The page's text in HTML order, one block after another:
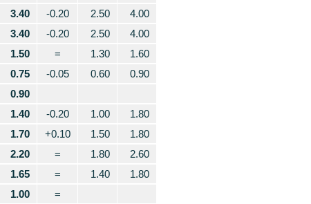
3.40 -0.20 2.50
4.00
3.40 -0.20 2.50
4.00
1.50 = 1.30
1.60
0.75 -0.05 0.60
0.90
0.90
1.40 -0.20 1.00
1.80
1.70 +0.10 1.50
1.80
2.20 = 1.80
2.60
1.65 = 1.40
1.80
1.00
=